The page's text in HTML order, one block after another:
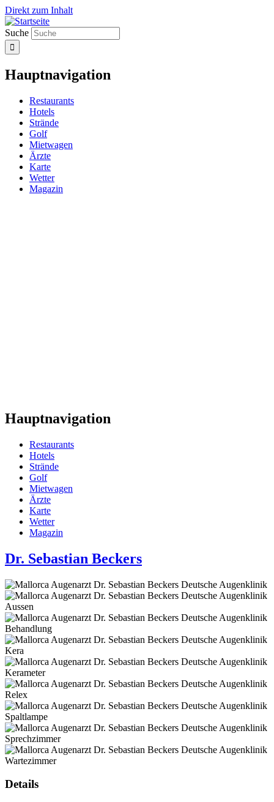
Direkt zum Inhalt
Suche
Hauptnavigation
Restaurants
Hotels
Strände
Golf
Mietwagen
Ärzte
Karte
Wetter
Magazin
Hauptnavigation
Restaurants
Hotels
Strände
Golf
Mietwagen
Ärzte
Karte
Wetter
Magazin
Dr. Sebastian Beckers
Details